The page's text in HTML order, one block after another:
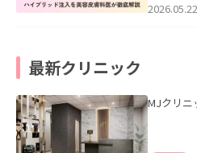
た。
2026.05.22
最新クリニック
MJクリニ